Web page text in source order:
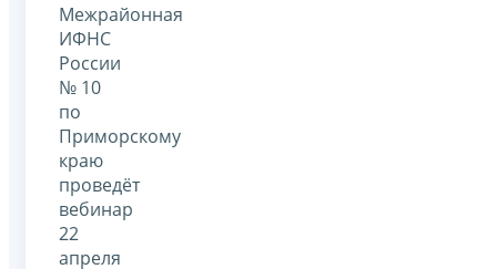
Межрайонная
ИФНС
России
№ 10
по
Приморскому
краю
проведёт
вебинар
22
апреля